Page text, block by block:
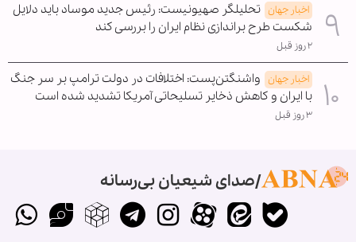
اخبار جهان تحلیلگر صهیونیست: رئیس جدید موساد باید دلایل
شکست طرح براندازی نظام ایران را بررسی کند
۲ روز قبل
اخبار جهان واشنگتن‌پست: اختلافات در دولت ترامپ بر سر جنگ
با ایران و کاهش ذخایر تسلیحاتی آمریکا تشدید شده است
۳ روز قبل
صدای شیعیان بی‌رسانه